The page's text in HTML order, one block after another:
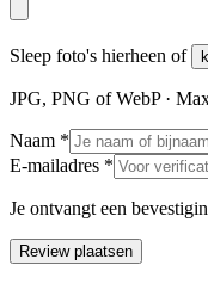
Sleep foto's hierheen of
JPG, PNG of WebP ·
Naam *
E-mailadres *
Je ontvangt een
Review plaatsen